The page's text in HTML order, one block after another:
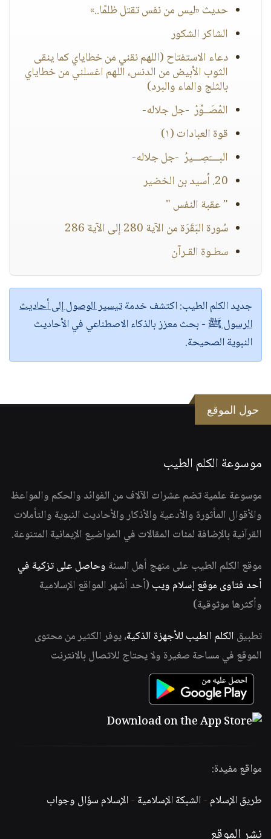
حديث «ليس من نفس تقتل ظلمًا..»
الشاكر الشكور
دعاء الاستفتاح (اللهم نقني من خطاياي كما ينقى
الثوب الأبيض من الدنس، اللهم اغسلني من خطاياي
بالثلج والماء والبرد)
المُصَــوِّرُ -جل جلاله-
قوة العبادات (١)
البــــَصِـــيرُ -جل جلاله-
20. أسيد بن الخضير
" عقبة النفس "
سُورة البَقَرَة من الآية 280 إلى الآية 286
سطـوة القـرآن
جديد الكلم الطيب:اكتشف خدمةتيسير الوصول إلى أحاديث
الرسول ﷺ - بحث معزز بالذكاء الاصطناعي في الأحاديث
النبوية الصحيحة.
حول الموقع
موسوعة الكلم الطيب
موسوعة علمية تضم عشرات الآلاف من الفوائد والحكم والمواعظ
والأقوال المأثورة والأدعية والأذكار والأحاديث النبوية والتأملات
القرآنية بالإضافة لمئات المقالات في المواضيع الإيمانية المتنوعة.
موقع الكلم الطيب على منهج أهل السنة وحاصل على تزكية في
أحد فتاوى موقع إسلام ويب (أحد أشهر المواقع الإسلامية
وأكثرها موثوقية)
تطبيق الكلم الطيب للأجهزة الذكية، يوفر الكثير من محتوى
الموقع في مساحة صغيرة ولا يحتاج للاتصال بالانترنت
مواقع مفيدة:
طريق الإسلام -الشبكة الإسلامية -الإسلام سؤال وجواب